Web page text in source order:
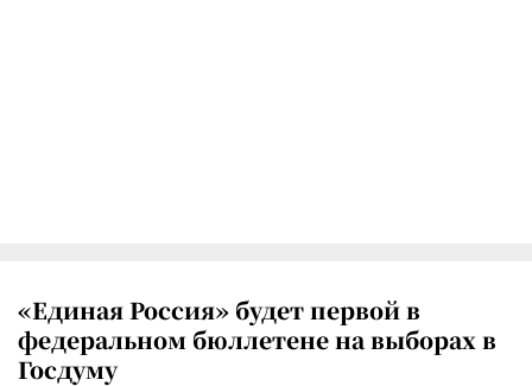
«Единая Россия» будет первой в
федеральном бюллетене на выборах в
Госдуму